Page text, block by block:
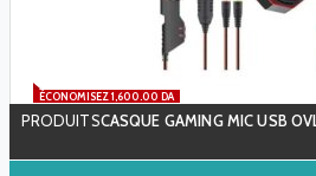
ÉCONOMISEZ 1,600.00 DA
CASQUE GAMING MIC USB